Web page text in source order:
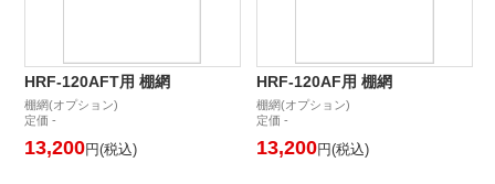
HRF-120AFT用 棚網
棚網(オプション)
定価 -
13,200円(税込)
HRF-120AF用 棚網
棚網(オプション)
定価 -
13,200円(税込)